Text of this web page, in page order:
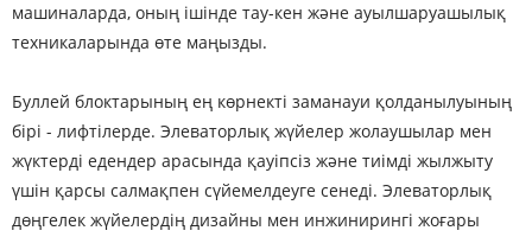
машиналарда, оның ішінде тау-кен және ауылшаруашылық
техникаларында өте маңызды.
Буллей блоктарының ең көрнекті заманауи қолданылуының
бірі - лифтілерде. Элеваторлық жүйелер жолаушылар мен
жүктерді едендер арасында қауіпсіз және тиімді жылжыту
үшін қарсы салмақпен сүйемелдеуге сенеді. Элеваторлық
дөңгелек жүйелердің дизайны мен инжинирингі жоғары